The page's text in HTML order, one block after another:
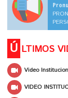
Ú LTIMOS
Video
VIDEO